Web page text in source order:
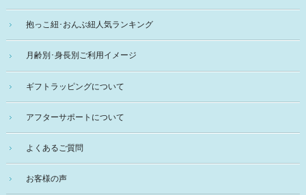
抱っこ紐･おんぶ紐人気ランキング
月齢別･身長別ご利用イメージ
ギフトラッピングについて
アフターサポートについて
よくあるご質問
お客様の声